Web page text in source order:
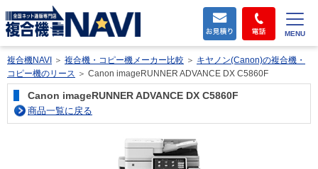
MENU
複合機NAVI ＞ 複合機・コピー機メーカー比較 ＞ キヤノン(Canon)の複合機・
コピー機のリース ＞ Canon imageRUNNER ADVANCE DX C5860F
Canon imageRUNNER ADVANCE DX C5860F
商品一覧に戻る